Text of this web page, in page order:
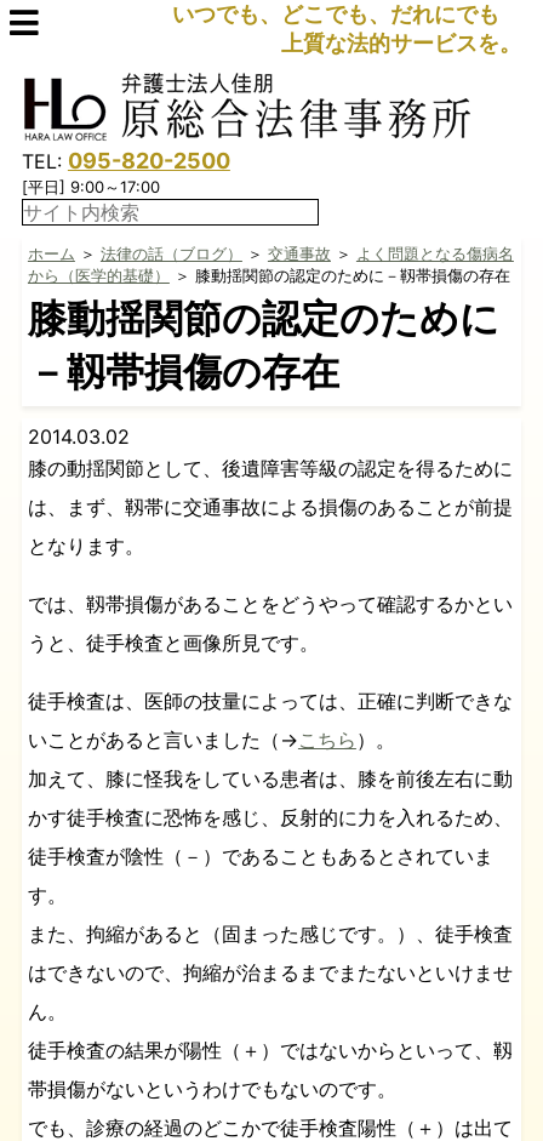
いつでも、どこでも、だれにでも
上質な法的サービスを。
TEL: 095-820-2500
[平日] 9:00～17:00
ホーム ＞ 法律の話（ブログ） ＞ 交通事故 ＞ よく問題となる傷病名
から（医学的基礎）
＞ 膝動揺関節の認定のために－靱帯損傷の存在
膝動揺関節の認定のために
－靱帯損傷の存在
2014.03.02
膝の動揺関節として、後遺障害等級の認定を得るために
は、まず、靱帯に交通事故による損傷のあることが前提
となります。
では、靱帯損傷があることをどうやって確認するかとい
うと、徒手検査と画像所見です。
徒手検査は、医師の技量によっては、正確に判断できな
いことがあると言いました（→こちら ）。
加えて、膝に怪我をしている患者は、膝を前後左右に動
かす徒手検査に恐怖を感じ、反射的に力を入れるため、
徒手検査が陰性（－）であることもあるとされていま
す。
また、拘縮があると（固まった感じです。）、徒手検査
はできないので、拘縮が治まるまでまたないといけませ
ん。
徒手検査の結果が陽性（＋）ではないからといって、靱
帯損傷がないというわけでもないのです。
でも、診療の経過のどこかで徒手検査陽性（＋）は出て